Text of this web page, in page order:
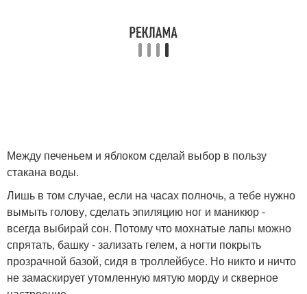
Между печеньем и яблоком сделай выбор в пользу
стакана воды.
Лишь в том случае, если на часах полночь, а тебе нужно
вымыть голову, сделать эпиляцию ног и маникюр -
всегда выбирай сон. Потому что мохнатые лапы можно
спрятать, башку - зализать гелем, а ногти покрыть
прозрачной базой, сидя в троллейбусе. Но никто и ничто
не замаскирует утомленную мятую морду и скверное